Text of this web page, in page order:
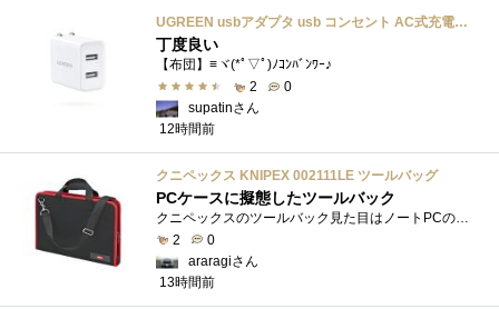
UGREEN usbアダプタ usb コンセント AC式充電器 3.1A PSE認証済み 折りたたみ式プラグ 2ポート
丁度良い
【布団】≡ヾ(*ﾟ▽ﾟ)ﾉｺﾝﾊﾞﾝﾜｰ♪
2
0
supatinさん
12時間前
クニペックス KNIPEX 002111LE ツールバッグ
PCケースに擬態したツールバック
2
0
araragiさん
13時間前